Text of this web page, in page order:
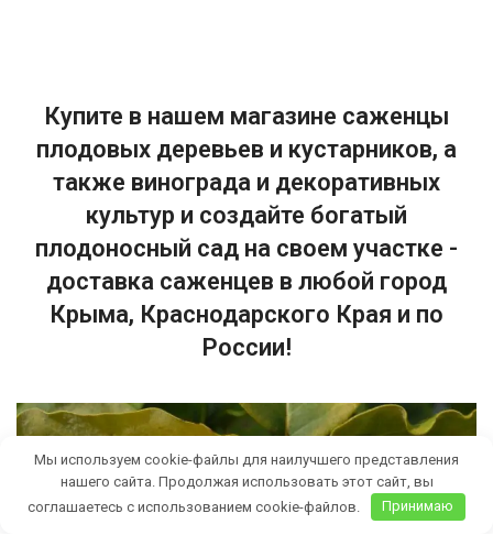
Купите в нашем магазине саженцы
плодовых деревьев и кустарников, а
также винограда и декоративных
культур и создайте богатый
плодоносный сад на своем участке -
доставка саженцев в любой город
Крыма, Краснодарского Края и по
России!
Мы используем cookie-файлы для наилучшего представления
нашего сайта. Продолжая использовать этот сайт, вы
соглашаетесь с использованием cookie-файлов.
Принимаю